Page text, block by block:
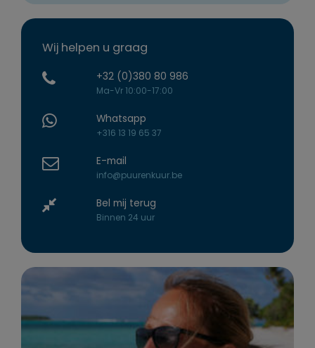
Wij helpen u graag
+32 (0)380 80 986
Ma-Vr 10:00-17:00
Whatsapp
+316 13 19 65 37
E-mail
info@puurenkuur.be
Bel mij terug
Binnen 24 uur